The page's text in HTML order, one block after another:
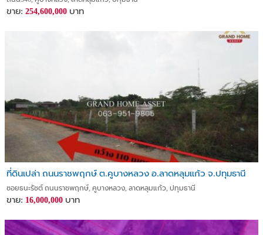
ขาย: 254,600,000 บาท
ที่ดินเปล่า ถนนราชพฤกษ์ ต.คูบางหลวง อ.ลาดหลุมแก้ว จ.ปทุมธานี
ซอยธนะรัชต์ ถนนราชพฤกษ์, คูบางหลวง, ลาดหลุมแก้ว, ปทุมธานี
ขาย: 16,000,000 บาท